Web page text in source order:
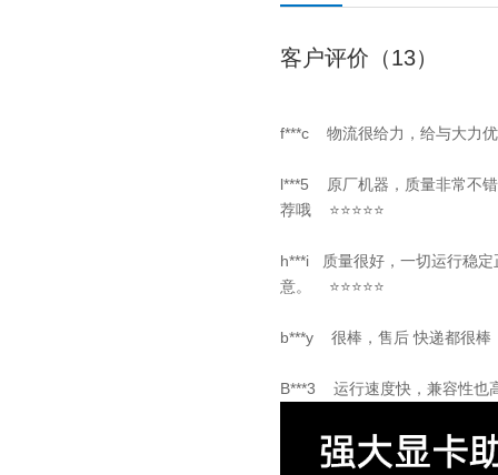
客户评价（13）
f***c 物流很给力，给与大力优
l***5 原厂机器，质量非常不
荐哦 ⭐⭐⭐⭐⭐
h***i 质量很好，一切运行稳定
意。 ⭐⭐⭐⭐⭐
b***y 很棒，售后 快递都很棒
B***3 运行速度快，兼容性也